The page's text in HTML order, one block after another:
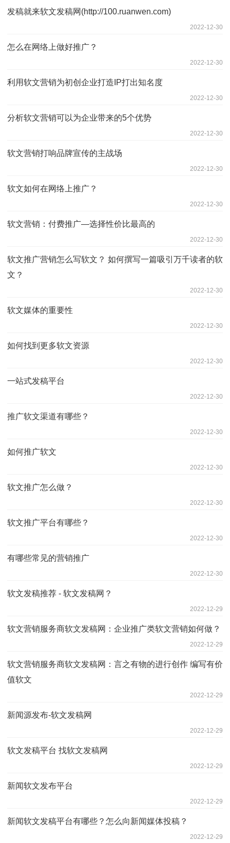
发稿就来软文发稿网(http://100.ruanwen.com)
2022-12-30
怎么在网络上做好推广？
2022-12-30
利用软文营销为初创企业打造IP打出知名度
2022-12-30
分析软文营销可以为企业带来的5个优势
2022-12-30
软文营销打响品牌宣传的主战场
2022-12-30
软文如何在网络上推广？
2022-12-30
软文营销：付费推广—选择性价比最高的
2022-12-30
软文推广营销怎么写软文？ 如何撰写一篇吸引万千读者的软
文？
2022-12-30
软文媒体的重要性
2022-12-30
如何找到更多软文资源
2022-12-30
一站式发稿平台
2022-12-30
推广软文渠道有哪些？
2022-12-30
如何推广软文
2022-12-30
软文推广怎么做？
2022-12-30
软文推广平台有哪些？
2022-12-30
有哪些常见的营销推广
2022-12-30
软文发稿推荐 - 软文发稿网？
2022-12-29
软文营销服务商软文发稿网：企业推广类软文营销如何做？
2022-12-29
软文营销服务商软文发稿网：言之有物的进行创作 编写有价
值软文
2022-12-29
新闻源发布-软文发稿网
2022-12-29
软文发稿平台 找软文发稿网
2022-12-29
新闻软文发布平台
2022-12-29
新闻软文发稿平台有哪些？怎么向新闻媒体投稿？
2022-12-29